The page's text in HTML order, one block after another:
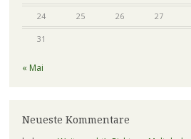
24 25 26 27
31
« Mai
Neueste Kommentare